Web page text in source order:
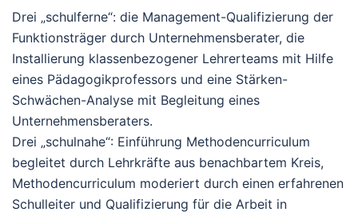
Drei „schulferne“: die Management-Qualifizierung der
Funktionsträger durch Unternehmensberater, die
Installierung klassenbezogener Lehrerteams mit Hilfe
eines Pädagogikprofessors und eine Stärken-
Schwächen-Analyse mit Begleitung eines
Unternehmensberaters.
Drei „schulnahe“: Einführung Methodencurriculum
begleitet durch Lehrkräfte aus benachbartem Kreis,
Methodencurriculum moderiert durch einen erfahrenen
Schulleiter und Qualifizierung für die Arbeit in